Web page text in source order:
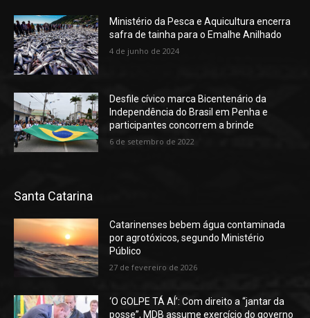
Ministério da Pesca e Aquicultura encerra
safra de tainha para o Emalhe Anilhado
4 de junho de 2024
Desfile cívico marca Bicentenário da
Independência do Brasil em Penha e
participantes concorrem a brinde
6 de setembro de 2022
Santa Catarina
Catarinenses bebem água contaminada
por agrotóxicos, segundo Ministério
Público
27 de fevereiro de 2026
‘O GOLPE TÁ AÍ’: Com direito a “jantar da
posse”, MDB assume exercício do governo